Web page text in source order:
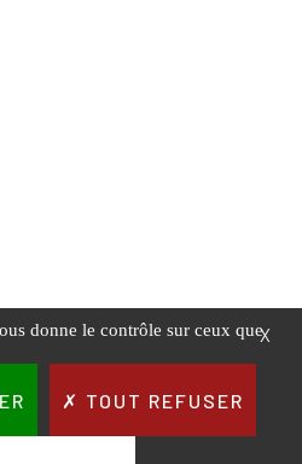
VENTE
X
donne le contrôle sur ceux que
TOUT REFUSER